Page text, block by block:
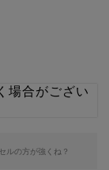
場合がござい
ルの方が強くね？